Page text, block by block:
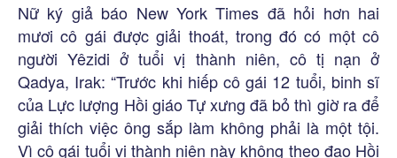
Nữ ký giả báo New York Times đã hỏi hơn hai
mươi cô gái được giải thoát, trong đó có một cô
người Yêzidi ở tuổi vị thành niên, cô tị nạn ở
Qadya, Irak: “Trước khi hiếp cô gái 12 tuổi, binh sĩ
của Lực lượng Hồi giáo Tự xưng đã bỏ thì giờ ra để
giải thích việc ông sắp làm không phải là một tội.
Vì cô gái tuổi vị thành niên này không theo đạo Hồi